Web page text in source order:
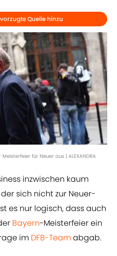
Quelle hinzu
für Neuer aus | ALEXANDRA
inzwischen kaum
sich nicht zur Neuer-
es nur logisch, dass auch
Bayern-Meisterfeier ein
im DFB-Teamabgab.